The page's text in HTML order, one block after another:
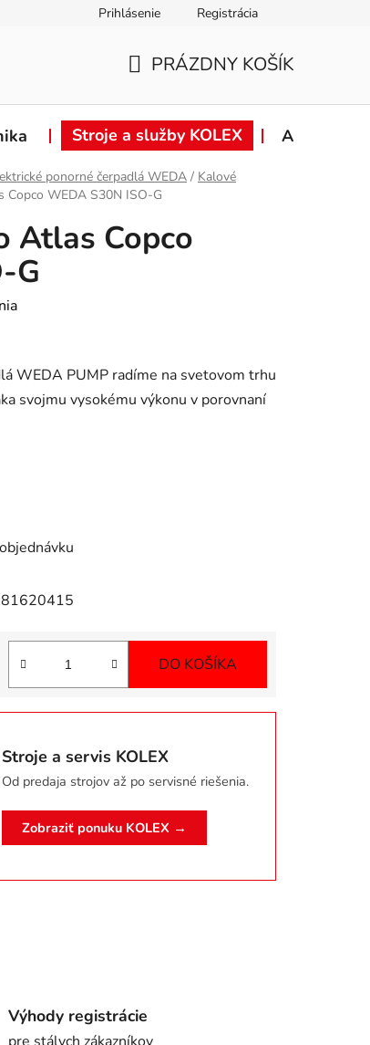
Záručné podmienky Podmienky ochrany
Prihlásenie Registrácia
KOŠÍK
PRÁZDNY KOŠÍK
Stroje a služby KOLEX Akcie
ponorné čerpadlá WEDA / Kalové
Copco WEDA S30N ISO-G
Atlas Copco
G
WEDA PUMP radíme na svetovom trhu
svojmu vysokému výkonu v porovnaní
DO KOŠÍKA
Stroje a servis KOLEX
Od predaja strojov až po servisné riešenia.
Zobraziť ponuku KOLEX →
Výhody registrácie